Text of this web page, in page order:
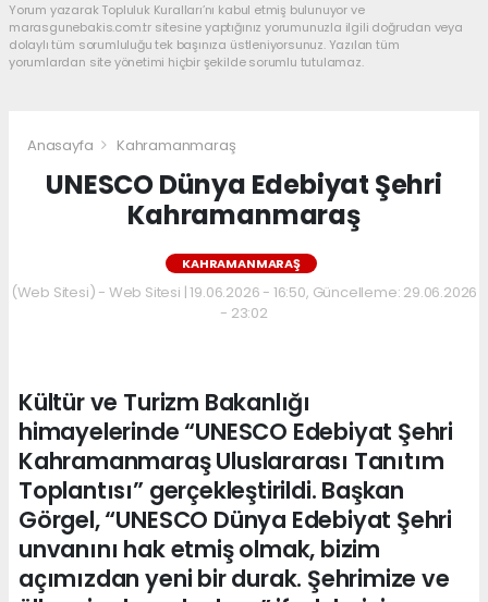
Yorum yazarak Topluluk Kuralları’nı kabul etmiş bulunuyor ve
marasgunebakis.com.tr sitesine yaptığınız yorumunuzla ilgili doğrudan veya
dolaylı tüm sorumluluğu tek başınıza üstleniyorsunuz. Yazılan tüm
yorumlardan site yönetimi hiçbir şekilde sorumlu tutulamaz.
Anasayfa Kahramanmaraş
UNESCO Dünya Edebiyat Şehri
Kahramanmaraş
KAHRAMANMARAŞ
(Web Sitesi) - Web Sitesi | 19.06.2026 - 16:50, Güncelleme: 29.06.2026
- 23:02
Kültür ve Turizm Bakanlığı
himayelerinde “UNESCO Edebiyat Şehri
Kahramanmaraş Uluslararası Tanıtım
Toplantısı” gerçekleştirildi. Başkan
Görgel, “UNESCO Dünya Edebiyat Şehri
unvanını hak etmiş olmak, bizim
açımızdan yeni bir durak. Şehrimize ve